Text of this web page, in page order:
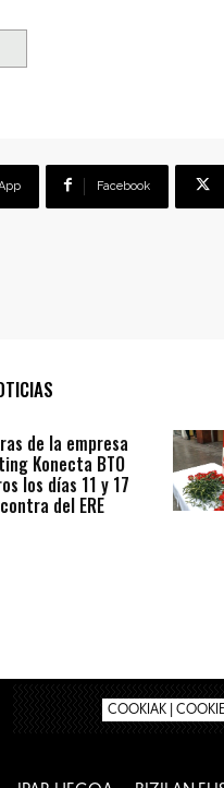
Facebook
de la empresa
Konecta BTO
los días 11 y 17
del ERE
COOKIAK |